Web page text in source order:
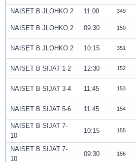
NAISET B JLOHKO 2 11:00 349
NAISET B JLOHKO 2 09:30 150
NAISET B JLOHKO 2 10:15 351
NAISET B SIJAT 1-2 12:30 152
NAISET B SIJAT 3-4 11:45 153
NAISET B SIJAT 5-6 11:45 154
NAISET B SIJAT 7-
10
10:15 155
NAISET B SIJAT 7-
10
09:30 156